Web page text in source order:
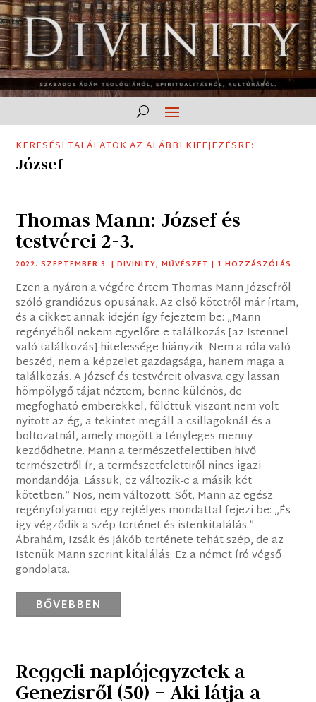
KERESÉSI TALÁLATOK AZ ALÁBBI KIFEJEZÉSRE:
József
Thomas Mann: József és
testvérei 2-3.
2022. SZEPTEMBER 3. |DIVINITY,MŰVÉSZET | 1 HOZZÁSZÓLÁS
Ezen a nyáron a végére értem Thomas Mann Józsefről
szóló grandiózus opusának. Az első kötetről már írtam,
és a cikket annak idején így fejeztem be: „Mann
regényéből nekem egyelőre e találkozás [az Istennel
való találkozás] hitelessége hiányzik. Nem a róla való
beszéd, nem a képzelet gazdagsága, hanem maga a
találkozás. A József és testvéreit olvasva egy lassan
hömpölygő tájat néztem, benne különös, de
megfogható emberekkel, fölöttük viszont nem volt
nyitott az ég, a tekintet megáll a csillagoknál és a
boltozatnál, amely mögött a tényleges menny
kezdődhetne. Mann a természetfelettiben hívő
természetről ír, a természetfelettiről nincs igazi
mondandója. Lássuk, ez változik-e a másik két
kötetben.” Nos, nem változott. Sőt, Mann az egész
regényfolyamot egy rejtélyes mondattal fejezi be: „És
így végződik a szép történet és istenkitalálás.”
Ábrahám, Izsák és Jákób története tehát szép, de az
Istenük Mann szerint kitalálás. Ez a német író végső
gondolata.
BŐVEBBEN
Reggeli naplójegyzetek a
Genezisről (50) – Aki látja a